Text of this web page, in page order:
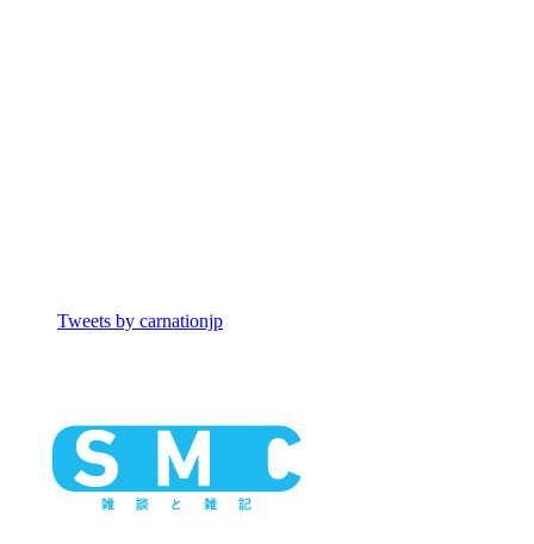
Tweets by carnationjp